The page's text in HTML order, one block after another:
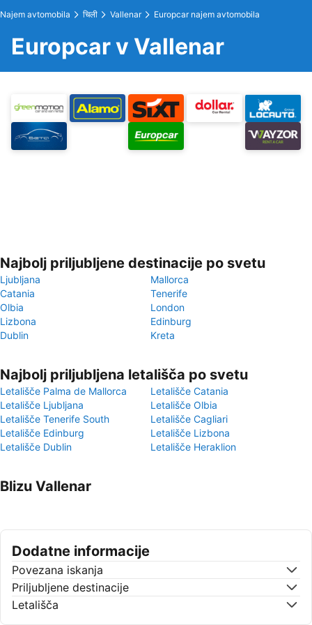
Najem avtomobila चिली Vallenar Europcar najem avtomobila
Europcar v Vallenar
Najbolj priljubljene destinacije po svetu
Ljubljana
Mallorca
Catania
Tenerife
Olbia
London
Lizbona
Edinburg
Dublin
Kreta
Najbolj priljubljena letališča po svetu
Letališče Palma de Mallorca
Letališče Catania
Letališče Ljubljana
Letališče Olbia
Letališče Tenerife South
Letališče Cagliari
Letališče Edinburg
Letališče Lizbona
Letališče Dublin
Letališče Heraklion
Blizu Vallenar
Dodatne informacije
Povezana iskanja
Priljubljene destinacije
Letališča